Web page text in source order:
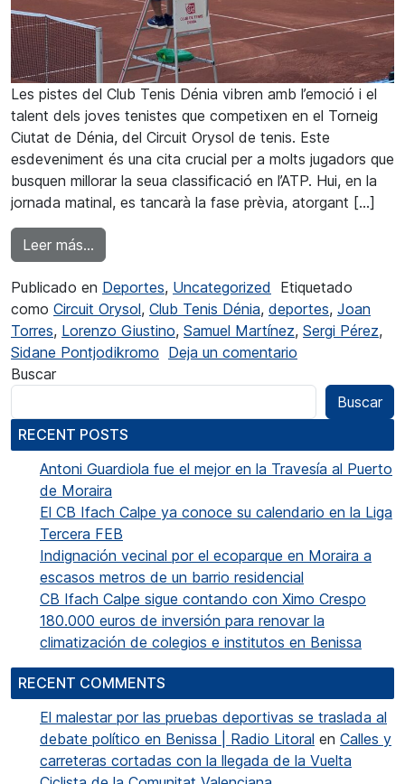
Les pistes del Club Tenis Dénia vibren amb l’emoció i el
talent dels joves tenistes que competixen en el Torneig
Ciutat de Dénia, del Circuit Orysol de tenis. Este
esdeveniment és una cita crucial per a molts jugadors que
busquen millorar la seua classificació en l’ATP. Hui, en la
jornada matinal, es tancarà la fase prèvia, atorgant […]
Leer más…
Publicado en Deportes, Uncategorized
Etiquetado
como Circuit Orysol, Club Tenis Dénia, deportes, Joan
Torres, Lorenzo Giustino, Samuel Martínez, Sergi Pérez,
Sidane Pontjodikromo Deja un comentario
Buscar
Buscar
RECENT POSTS
Antoni Guardiola fue el mejor en la Travesía al Puerto
de Moraira
El CB Ifach Calpe ya conoce su calendario en la Liga
Tercera FEB
Indignación vecinal por el ecoparque en Moraira a
escasos metros de un barrio residencial
CB Ifach Calpe sigue contando con Ximo Crespo
180.000 euros de inversión para renovar la
climatización de colegios e institutos en Benissa
RECENT COMMENTS
El malestar por las pruebas deportivas se traslada al
debate político en Benissa | Radio Litoral en Calles y
carreteras cortadas con la llegada de la Vuelta